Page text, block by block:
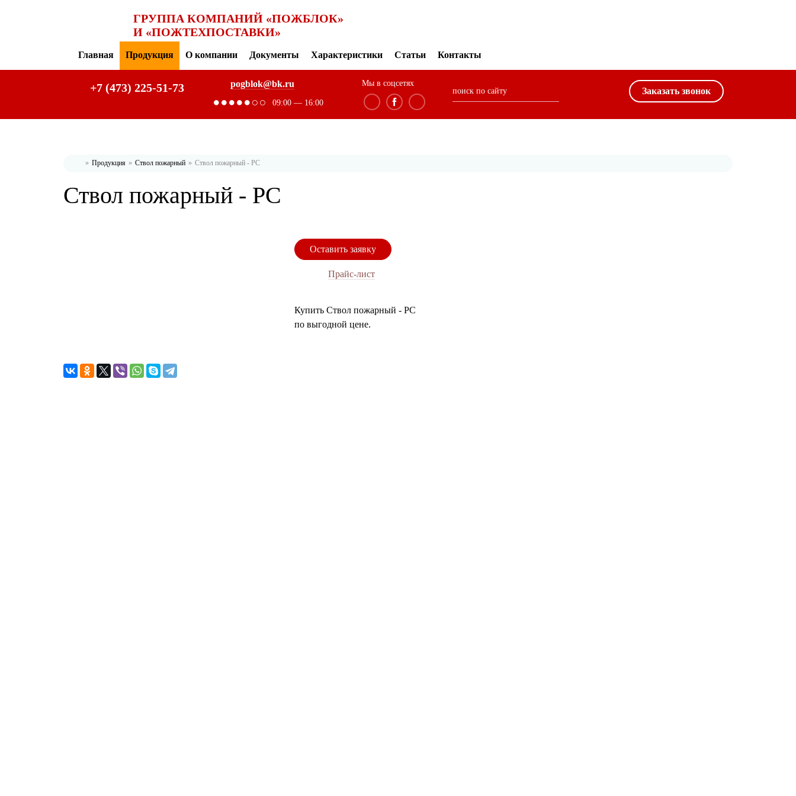
ГРУППА КОМПАНИЙ «ПОЖБЛОК»
И «ПОЖТЕХПОСТАВКИ»
Главная Продукция О компании Документы Характеристики Статьи Контакты
+7 (473) 225-51-73 pogblok@bk.ru
09:00 — 16:00
Мы в соцсетях
поиск по сайту
Заказать звонок
ГлавнаяПродукция Ствол пожарный Ствол пожарный - РС
Ствол пожарный - РС
Оставить заявку
Прайс-лист
Купить Ствол пожарный - РС
по выгодной цене.